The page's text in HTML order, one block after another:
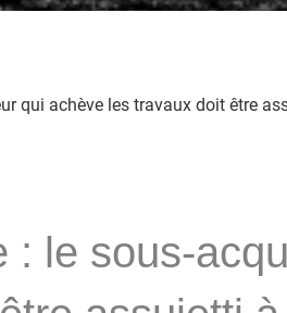
qui achève les travaux doit être
: le sous-